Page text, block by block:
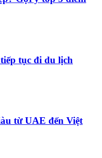
tục đi du lịch
từ UAE đến Việt